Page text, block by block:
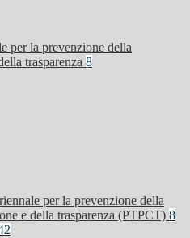
per la prevenzione della
trasparenza 8
per la prevenzione della
e della trasparenza (PTPCT) 8